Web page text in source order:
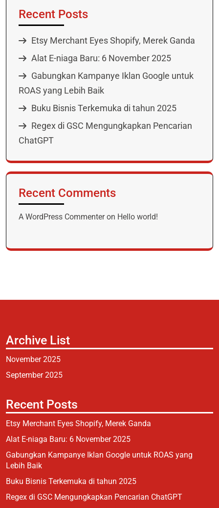
Recent Posts
Etsy Merchant Eyes Shopify, Merek Ganda
Alat E-niaga Baru: 6 November 2025
Gabungkan Kampanye Iklan Google untuk
ROAS yang Lebih Baik
Buku Bisnis Terkemuka di tahun 2025
Regex di GSC Mengungkapkan Pencarian
ChatGPT
Recent Comments
A WordPress Commenteron Hello world!
Archive List
November 2025
September 2025
Recent Posts
Etsy Merchant Eyes Shopify, Merek Ganda
Alat E-niaga Baru: 6 November 2025
Gabungkan Kampanye Iklan Google untuk ROAS yang
Lebih Baik
Buku Bisnis Terkemuka di tahun 2025
Regex di GSC Mengungkapkan Pencarian ChatGPT